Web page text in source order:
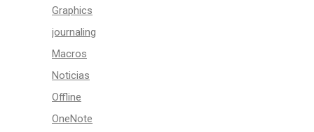
Graphics
journaling
Macros
Noticias
Offline
OneNote